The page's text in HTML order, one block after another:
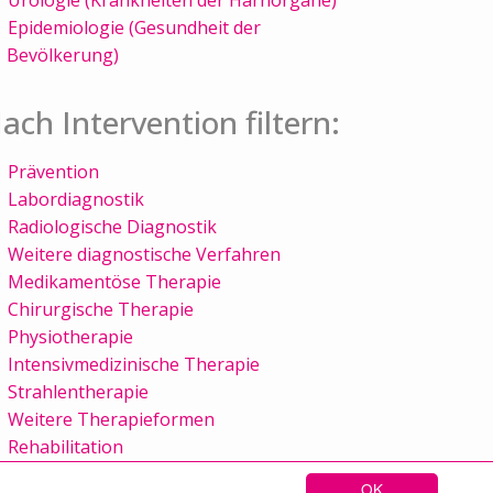
OK
Epidemiologie (Gesundheit der
Bevölkerung)
Intervention filtern:
Prävention
Labordiagnostik
Radiologische Diagnostik
Weitere diagnostische Verfahren
Medikamentöse Therapie
Chirurgische Therapie
Physiotherapie
Intensivmedizinische Therapie
Strahlentherapie
Weitere Therapieformen
Rehabilitation